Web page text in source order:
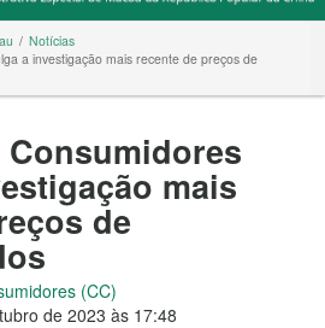
Notícias
a investigação mais recente de preços de
mais
de
(CC)
de 2023 às 17:48